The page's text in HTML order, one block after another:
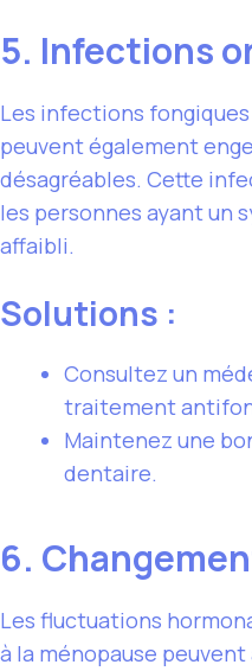
5. Infections
Les infections
peuvent également
désagréables. Cette
les personnes ayant un
affaibli.
Solutions :
Consultez un
traitement
Maintenez une
dentaire.
6.
Les fluctuations
à la ménopause